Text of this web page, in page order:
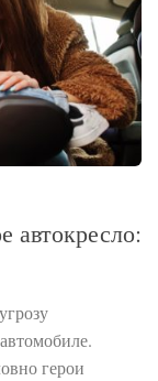
автокресло:
герои